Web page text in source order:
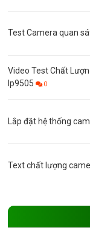
Test Camera quan
Video Test Chất
Ip9505
0
Lắp đặt hệ thống
Text chất lượng